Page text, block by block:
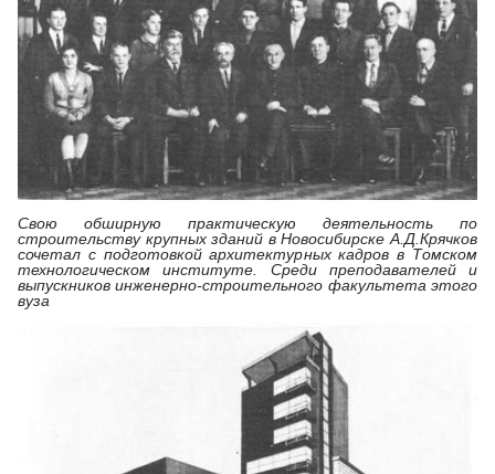
Свою обширную практическую деятельность по
строительству крупных зданий в Новосибирске А.Д.Крячков
сочетал с подготовкой архитектурных кадров в Томском
технологическом институте. Среди преподавателей и
выпускников инженерно-строительного факультета этого
вуза